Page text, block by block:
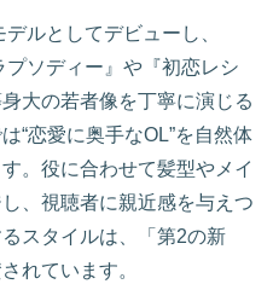
ルとしてデビューし、
ソディー』や『初恋レシ
大の若者像を丁寧に演じる
“恋愛に奥手なOL”を自然体
。役に合わせて髪型やメイ
、視聴者に親近感を与えつ
スタイルは、「第2の新
れています。